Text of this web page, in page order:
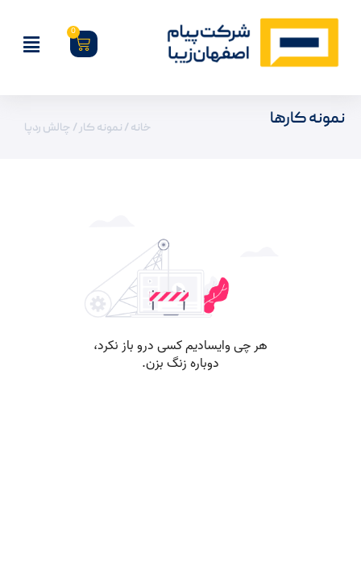
0
نمونه کارها خانه / نمونه کار/ چالش ردپا